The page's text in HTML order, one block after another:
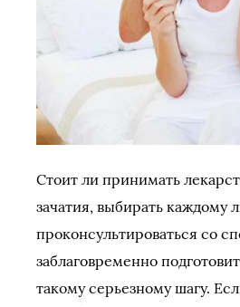
Стоит ли принимать
зачатия, выбирать каждому
проконсультироваться со
заблаговременно
такому серьезному шагу.